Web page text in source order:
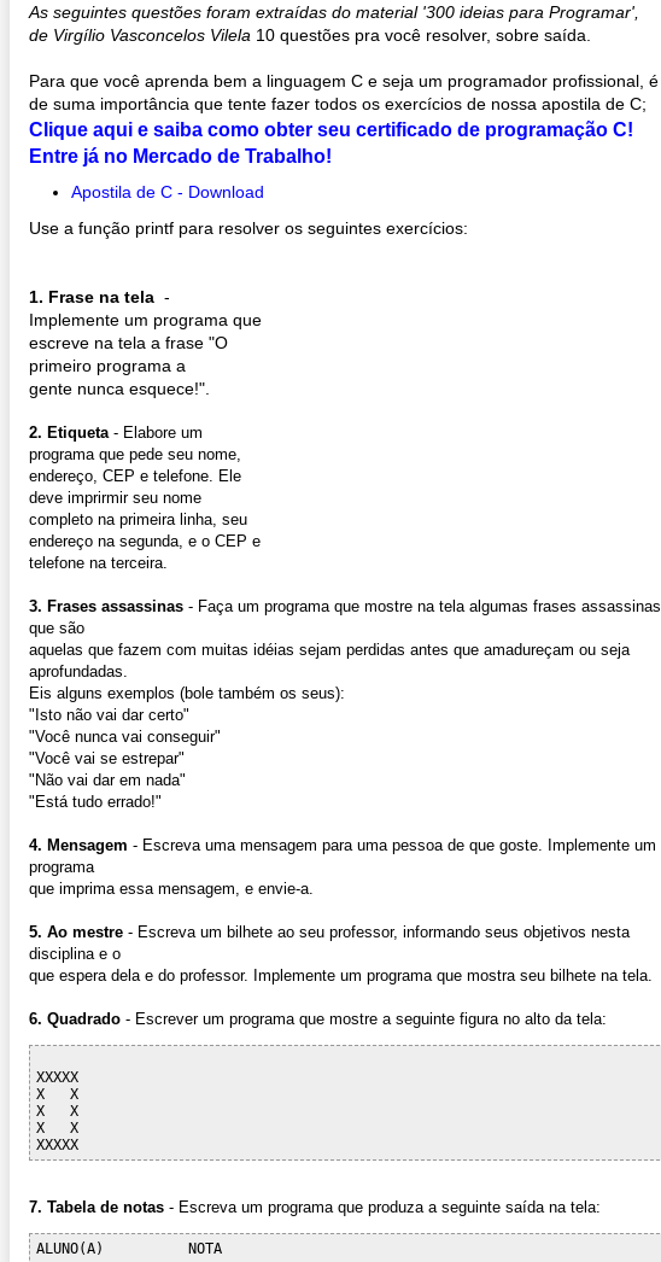
As seguintes questões foram extraídas do material '300 ideias para Programar',
de Virgílio Vasconcelos Vilela 10 questões pra você resolver, sobre saída.
Para que você aprenda bem a linguagem C e seja um programador profissional, é
de suma importância que tente fazer todos os exercícios de nossa apostila de C;
Clique aqui e saiba como obter seu certificado de programação C!
Entre já no Mercado de Trabalho!
Apostila de C - Download
Use a função printf para resolver os seguintes exercícios:
1. Frase na tela -
Implemente um programa que
escreve na tela a frase "O
primeiro programa a
gente nunca esquece!".
2. Etiqueta - Elabore um
programa que pede seu nome,
endereço, CEP e telefone. Ele
deve imprirmir seu nome
completo na primeira linha, seu
endereço na segunda, e o CEP e
telefone na terceira.
3. Frases assassinas - Faça um programa que mostre na tela algumas frases assassinas,
que são
aquelas que fazem com muitas idéias sejam perdidas antes que amadureçam ou seja
aprofundadas.
Eis alguns exemplos (bole também os seus):
"Isto não vai dar certo"
"Você nunca vai conseguir"
"Você vai se estrepar"
"Não vai dar em nada"
"Está tudo errado!"
4. Mensagem - Escreva uma mensagem para uma pessoa de que goste. Implemente um
programa
que imprima essa mensagem, e envie-a.
5. Ao mestre - Escreva um bilhete ao seu professor, informando seus objetivos nesta
disciplina e o
que espera dela e do professor. Implemente um programa que mostra seu bilhete na tela.
6. Quadrado - Escrever um programa que mostre a seguinte figura no alto da tela:
XXXXX
X   X
X   X
X   X
7. Tabela de notas - Escreva um programa que produza a seguinte saída na tela:
ALUNO(A)          NOTA